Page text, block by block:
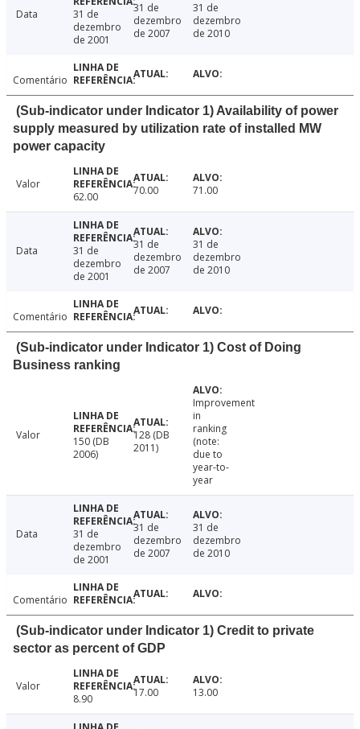
Data
31 de
dezembro
de 2001
31 de
dezembro
de 2007
31 de
dezembro
de 2010
Comentário
(Sub-indicator under Indicator 1) Availability of power
supply measured by utilization rate of installed MW
power capacity
Valor
62.00
70.00 71.00
Data
31 de
dezembro
de 2001
31 de
dezembro
de 2007
31 de
dezembro
de 2010
Comentário
(Sub-indicator under Indicator 1) Cost of Doing
Business ranking
Valor
150 (DB
2006)
128 (DB
2011)
Improvement
in
ranking
(note:
due to
year-to-
year
Data
31 de
dezembro
de 2001
31 de
dezembro
de 2007
31 de
dezembro
de 2010
Comentário
(Sub-indicator under Indicator 1) Credit to private
sector as percent of GDP
Valor
8.90
17.00 13.00